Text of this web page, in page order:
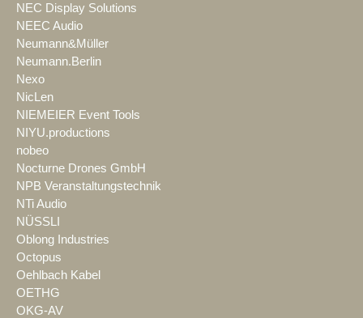
NEC Display Solutions
NEEC Audio
Neumann&Müller
Neumann.Berlin
Nexo
NicLen
NIEMEIER Event Tools
NIYU.productions
nobeo
Nocturne Drones GmbH
NPB Veranstaltungstechnik
NTi Audio
NÜSSLI
Oblong Industries
Octopus
Oehlbach Kabel
OETHG
OKG-AV